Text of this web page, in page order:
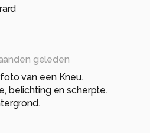
geleden
van een Kneu.
belichting en scherpte.